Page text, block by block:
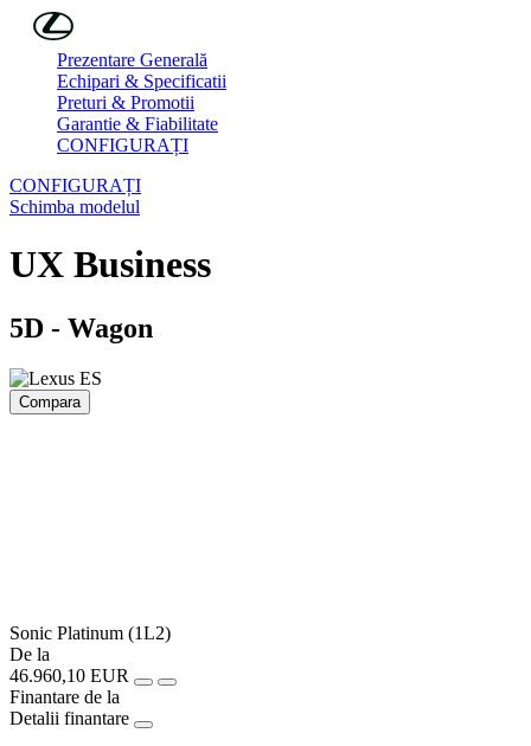
Skip to Main Content
Prezentare Generală
Echipari & Specificatii
Preturi & Promotii
Garantie & Fiabilitate
CONFIGURAȚI
CONFIGURAȚI
Schimba modelul
UX Business
5D - Wagon
Compara
Sonic Platinum (1L2)
De la
46.960,10 EUR
Finantare de la
Detalii finantare